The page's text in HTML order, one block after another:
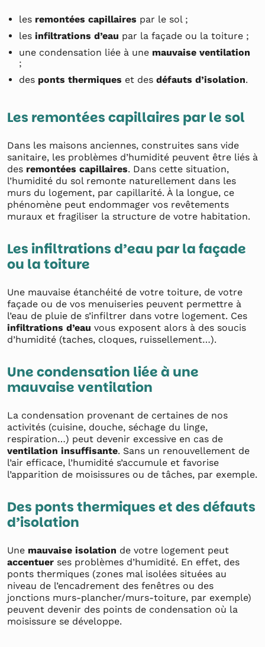
les remontées capillaires par le sol ;
les infiltrations d’eau par la façade ou la toiture ;
une condensation liée à une mauvaise ventilation
;
des ponts thermiques et des défauts d’isolation.
Les remontées capillaires par le sol
Dans les maisons anciennes, construites sans vide
sanitaire, les problèmes d’humidité peuvent être liés à
des remontées capillaires. Dans cette situation,
l’humidité du sol remonte naturellement dans les
murs du logement, par capillarité. À la longue, ce
phénomène peut endommager vos revêtements
muraux et fragiliser la structure de votre habitation.
Les infiltrations d’eau par la façade
ou la toiture
Une mauvaise étanchéité de votre toiture, de votre
façade ou de vos menuiseries peuvent permettre à
l’eau de pluie de s’infiltrer dans votre logement. Ces
infiltrations d’eau vous exposent alors à des soucis
d’humidité (taches, cloques, ruissellement…).
Une condensation liée à une
mauvaise ventilation
La condensation provenant de certaines de nos
activités (cuisine, douche, séchage du linge,
respiration…) peut devenir excessive en cas de
ventilation insuffisante. Sans un renouvellement de
l’air efficace, l’humidité s’accumule et favorise
l’apparition de moisissures ou de tâches, par exemple.
Des ponts thermiques et des défauts
d’isolation
Une mauvaise isolation de votre logement peut
accentuer ses problèmes d’humidité. En effet, des
ponts thermiques (zones mal isolées situées au
niveau de l’encadrement des fenêtres ou des
jonctions murs-plancher/murs-toiture, par exemple)
peuvent devenir des points de condensation où la
moisissure se développe.